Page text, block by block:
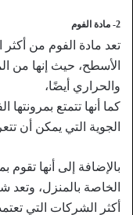
2- مادة الفوم
تعد مادة الفوم من
الأسطح، حيث إنها من
والحراري أيضًا،
كما أنها تتمتع بمرونتها
الجوية التي يمكن أن
بالإضافة إلى أنها
الخاصة بالمنزل،
أكثر الشركات التي